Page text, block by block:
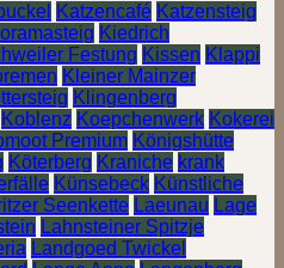
Katzencafé Katzensteig
Kiedrich
Festung Kissen Klappi
Kleiner Mainzer
Klingenberg
Koblenz Koepchenwerk Kokerei
Premium Königshütte
Köterberg Kraniche krank
Künsebeck Künstliche
Seenkette Laeunau Lage
Lahnsteiner Spitzje
Landgoed Twickel